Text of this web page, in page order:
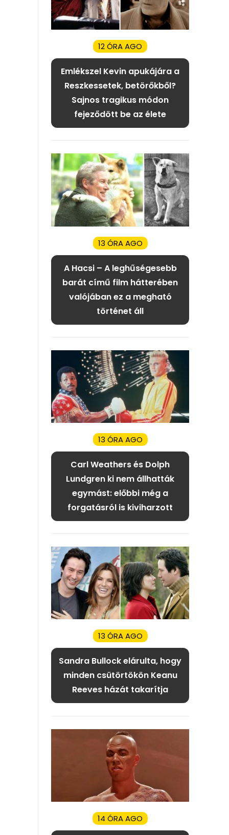
12 ÓRA AGO
Emlékszel Kevin apukájára a
Reszkessetek, betörőkből?
Sajnos tragikus módon
fejeződött be az élete
13 ÓRA AGO
A Hacsi – A leghűségesebb
barát című film hátterében
valójában ez a megható
történet áll
13 ÓRA AGO
Carl Weathers és Dolph
Lundgren ki nem állhatták
egymást: előbbi még a
forgatásról is kiviharzott
13 ÓRA AGO
Sandra Bullock elárulta, hogy
minden csütörtökön Keanu
Reeves házát takarítja
14 ÓRA AGO